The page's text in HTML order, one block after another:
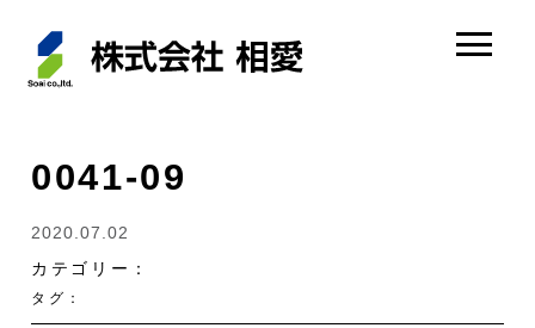
0041-09
2020.07.02
カテゴリー：
タグ：